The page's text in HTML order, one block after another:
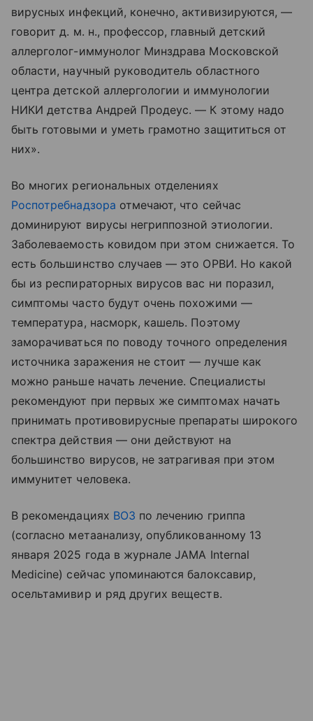
вирусных инфекций, конечно, активизируются, —
говорит д. м. н., профессор, главный детский
аллерголог-иммунолог Минздрава Московской
области, научный руководитель областного
центра детской аллергологии и иммунологии
НИКИ детства Андрей Продеус. — К этому надо
быть готовыми и уметь грамотно защититься от
них».
Во многих региональных отделениях
Роспотребнадзора отмечают, что сейчас
доминируют вирусы негриппозной этиологии.
Заболеваемость ковидом при этом снижается. То
есть большинство случаев — это ОРВИ. Но какой
бы из респираторных вирусов вас ни поразил,
симптомы часто будут очень похожими —
температура, насморк, кашель. Поэтому
заморачиваться по поводу точного определения
источника заражения не стоит — лучше как
можно раньше начать лечение. Специалисты
рекомендуют при первых же симптомах начать
принимать противовирусные препараты широкого
спектра действия — они действуют на
большинство вирусов, не затрагивая при этом
иммунитет человека.
В рекомендациях ВОЗ по лечению гриппа
(согласно метаанализу, опубликованному 13
января 2025 года в журнале JAMA Internal
Medicine) сейчас упоминаются балоксавир,
осельтамивир и ряд других веществ.